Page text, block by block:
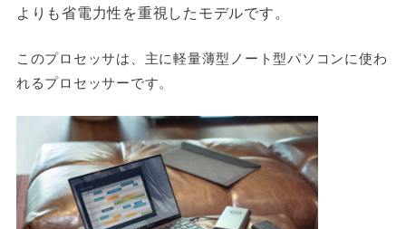
よりも省電力性を重視したモデルです。
このプロセッサは、主に軽量薄型ノート型パソコンに使わ
れるプロセッサーです。